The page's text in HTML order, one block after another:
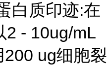
白质印迹:在
2 - 10ug/mL
ug细胞裂